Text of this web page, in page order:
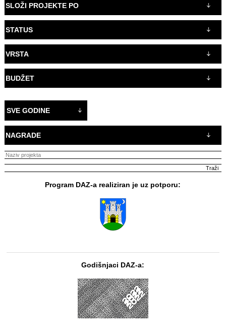
SLOŽI PROJEKTE PO
STATUS
VRSTA
BUDŽET
SVE GODINE
NAGRADE
Program DAZ-a realiziran je uz potporu:
Godišnjaci DAZ-a: